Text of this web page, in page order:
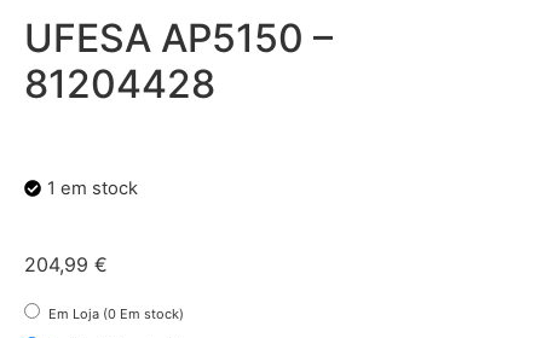
UFESA AP5150 –
81204428
1 em stock
204,99 €
Em Loja (0 Em stock)